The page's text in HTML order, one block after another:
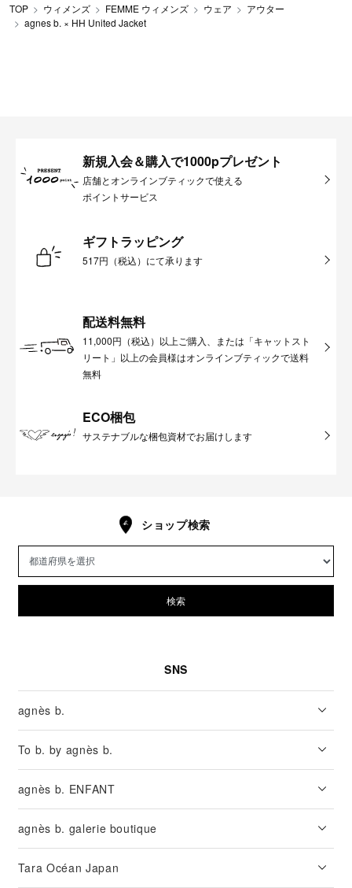
TOP ウィメンズ FEMME ウィメンズ ウェア
アウター
agnes b. × HH United Jacket
新規入会＆購入で1000pプレゼント
店舗とオンラインブティックで使える
ポイントサービス
ギフトラッピング
517円（税込）にて承ります
配送料無料
11,000円（税込）以上ご購入、または「キャットスト
リート」以上の会員様はオンラインブティックで送料
無料
ECO梱包
サステナブルな梱包資材でお届けします
ショップ検索
検索
SNS
agnès b.
To b. by agnès b.
agnès b. ENFANT
agnès b. galerie boutique
Tara Océan Japan